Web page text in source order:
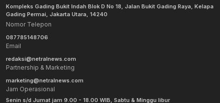
Kompleks Gading Bukit Indah Blok D No 18, Jalan Bukit Gading Raya, Kelapa
Gading Permai, Jakarta Utara, 14240
Nomor Telepon
087785148706
Email
redaksi@netralnews.com
Partnership & Marketing
marketing@netralnews.com
Jam Operasional
Senin s/d Jumat jam 9.00 - 18.00 WIB, Sabtu & Minggu libur